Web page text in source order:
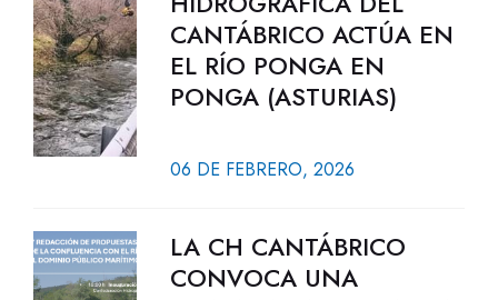
CANTÁBRICO ACTÚA EN
EL RÍO PONGA EN
PONGA (ASTURIAS)
06 DE FEBRERO, 2026
LA CH CANTÁBRICO
CONVOCA UNA